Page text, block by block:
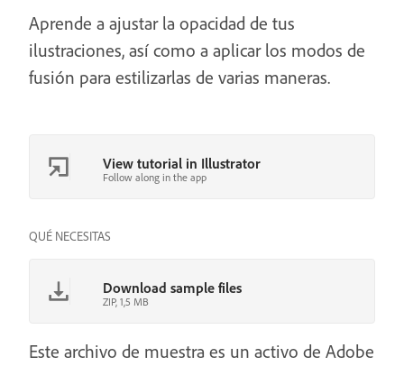
Aprende a ajustar la opacidad de tus
ilustraciones, así como a aplicar los modos de
fusión para estilizarlas de varias maneras.
View tutorial in Illustrator
Follow along in the app
QUÉ NECESITAS
Download sample files
ZIP, 1,5 MB
Este archivo de muestra es un activo de Adobe